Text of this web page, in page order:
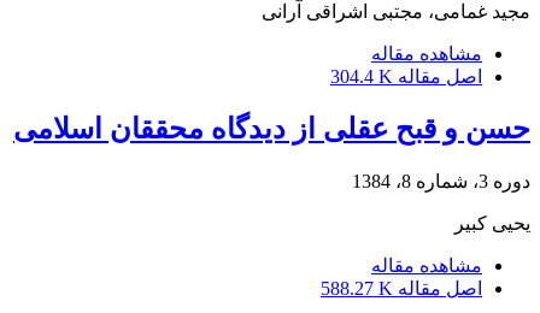
مجید غمامی، مجتبی اشراقی آرانی
مشاهده مقاله
اصل مقاله 304.4 K
حسن و قبح عقلی از دیدگاه محققان اسلامی
دوره 3، شماره 8، 1384
یحیی کبیر
مشاهده مقاله
اصل مقاله 588.27 K